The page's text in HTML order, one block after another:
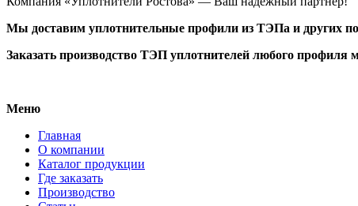
Мы доставим уплотнительные профили из ТЭПа и других
Заказать производство ТЭП уплотнителей любого
Меню
Главная
О компании
Каталог продукции
Где заказать
Производство